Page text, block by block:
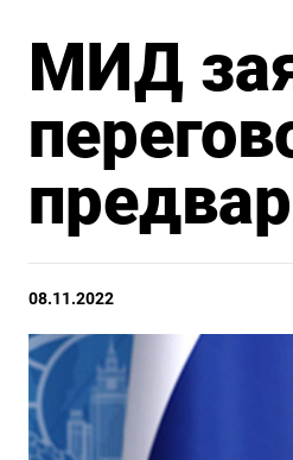
МИД
08.11.2022